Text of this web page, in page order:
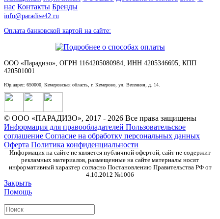
нас Контакты Бренды
info@paradise42.ru
Оплата банковской картой на сайте:
ООО «Парадизо», ОГРН 1164205080984, ИНН 4205346695, КПП
420501001
Юр.адрес: 650000, Кемеровская область, г. Кемерово, ул. Весенняя, д. 14.
© ООО «ПАРАДИЗО», 2017 - 2026 Все права защищены
Информация для правообладателей Пользовательское
соглашение Согласие на обработку персональных данных
Оферта Политика конфиденциальности
Информация на сайте не является публичной офертой, сайт не содержит
рекламных материалов, размещенные на сайте материалы носят
информативный характер согласно Постановлению Правительства РФ от
4.10.2012 №1006
Закрыть
Помощь